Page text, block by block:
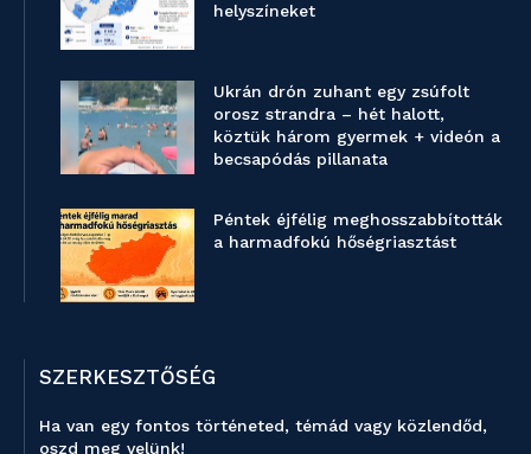
helyszíneket
Ukrán drón zuhant egy zsúfolt
orosz strandra – hét halott,
köztük három gyermek + videón a
becsapódás pillanata
Péntek éjfélig meghosszabbították
a harmadfokú hőségriasztást
SZERKESZTŐSÉG
Ha van egy fontos történeted, témád vagy közlendőd,
oszd meg velünk!